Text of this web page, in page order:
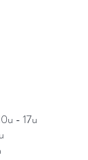
- 17u